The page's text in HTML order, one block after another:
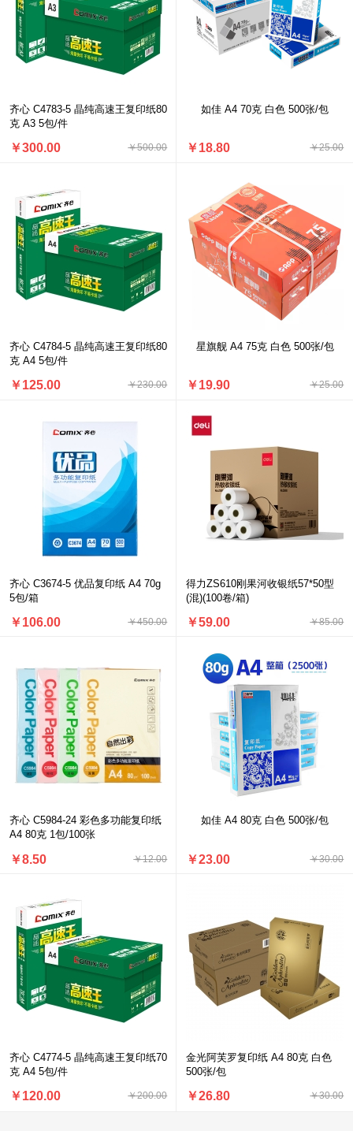
齐心 C4783-5 晶纯高速王复印纸80
克 A3 5包/件
￥500.00
￥300.00
如佳 A4 70克 白色 500张/包
￥25.00
￥18.80
齐心 C4784-5 晶纯高速王复印纸80
克 A4 5包/件
￥230.00
￥125.00
星旗舰 A4 75克 白色 500张/包
￥25.00
￥19.90
齐心 C3674-5 优品复印纸 A4 70g
5包/箱
￥450.00
￥106.00
得力ZS610刚果河收银纸57*50型
(混)(100卷/箱)
￥85.00
￥59.00
齐心 C5984-24 彩色多功能复印纸
A4 80克 1包/100张
￥12.00
￥8.50
如佳 A4 80克 白色 500张/包
￥30.00
￥23.00
齐心 C4774-5 晶纯高速王复印纸70
克 A4 5包/件
￥200.00
￥120.00
金光阿芙罗复印纸 A4 80克 白色
500张/包
￥30.00
￥26.80